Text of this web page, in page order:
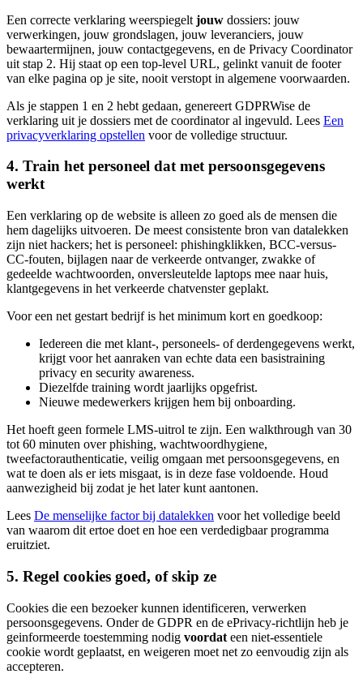
Een correcte verklaring weerspiegelt jouw dossiers: jouw
verwerkingen, jouw grondslagen, jouw leveranciers, jouw
bewaartermijnen, jouw contactgegevens, en de Privacy Coordinator
uit stap 2. Hij staat op een top-level URL, gelinkt vanuit de footer
van elke pagina op je site, nooit verstopt in algemene voorwaarden.
Als je stappen 1 en 2 hebt gedaan, genereert GDPRWise de
verklaring uit je dossiers met de coordinator al ingevuld. Lees Een
privacyverklaring opstellen voor de volledige structuur.
4. Train het personeel dat met persoonsgegevens
werkt
Een verklaring op de website is alleen zo goed als de mensen die
hem dagelijks uitvoeren. De meest consistente bron van datalekken
zijn niet hackers; het is personeel: phishingklikken, BCC-versus-
CC-fouten, bijlagen naar de verkeerde ontvanger, zwakke of
gedeelde wachtwoorden, onversleutelde laptops mee naar huis,
klantgegevens in het verkeerde chatvenster geplakt.
Voor een net gestart bedrijf is het minimum kort en goedkoop:
Iedereen die met klant-, personeels- of derdengegevens werkt,
krijgt voor het aanraken van echte data een basistraining
privacy en security awareness.
Diezelfde training wordt jaarlijks opgefrist.
Nieuwe medewerkers krijgen hem bij onboarding.
Het hoeft geen formele LMS-uitrol te zijn. Een walkthrough van 30
tot 60 minuten over phishing, wachtwoordhygiene,
tweefactorauthenticatie, veilig omgaan met persoonsgegevens, en
wat te doen als er iets misgaat, is in deze fase voldoende. Houd
aanwezigheid bij zodat je het later kunt aantonen.
Lees De menselijke factor bij datalekken voor het volledige beeld
van waarom dit ertoe doet en hoe een verdedigbaar programma
eruitziet.
5. Regel cookies goed, of skip ze
Cookies die een bezoeker kunnen identificeren, verwerken
persoonsgegevens. Onder de GDPR en de ePrivacy-richtlijn heb je
geinformeerde toestemming nodig voordat een niet-essentiele
cookie wordt geplaatst, en weigeren moet net zo eenvoudig zijn als
accepteren.